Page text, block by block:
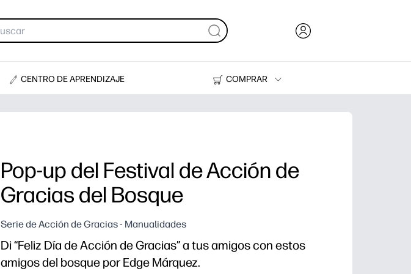
CENTRO DE APRENDIZAJE
COMPRAR
Impresoras
Pop-up del Festival de Acción de
Gracias del Bosque
Serie de Acción de Gracias - Manualidades
Di “Feliz Día de Acción de Gracias” a tus amigos con estos
amigos del bosque por Edge Márquez.